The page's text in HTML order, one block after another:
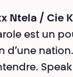
Ntela / Cie
est un
d’une